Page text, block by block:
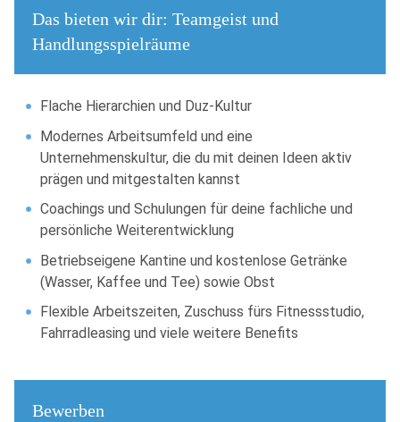
Das bieten wir dir: Teamgeist und
Handlungsspielräume
Flache Hierarchien und Duz-Kultur
Modernes Arbeitsumfeld und eine
Unternehmenskultur, die du mit deinen Ideen aktiv
prägen und mitgestalten kannst
Coachings und Schulungen für deine fachliche und
persönliche Weiterentwicklung
Betriebseigene Kantine und kostenlose Getränke
(Wasser, Kaffee und Tee) sowie Obst
Flexible Arbeitszeiten, Zuschuss fürs Fitnessstudio,
Fahrradleasing und viele weitere Benefits
Bewerben